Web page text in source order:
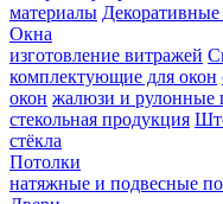
материалы
Окна
изготовление витражей
комплектующие для окон
окон жалюзи и рулонные
стекольная продукция
стёкла
Потолки
натяжные и подвесные